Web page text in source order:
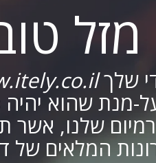
מזל
שלך
מנת שהוא
שלנו, אשר
המלאים של